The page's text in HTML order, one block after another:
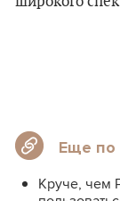
Еще по
Круче, чем